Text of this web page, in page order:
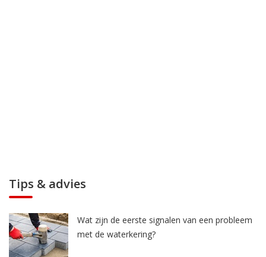
Tips & advies
Wat zijn de eerste signalen van een probleem
met de waterkering?